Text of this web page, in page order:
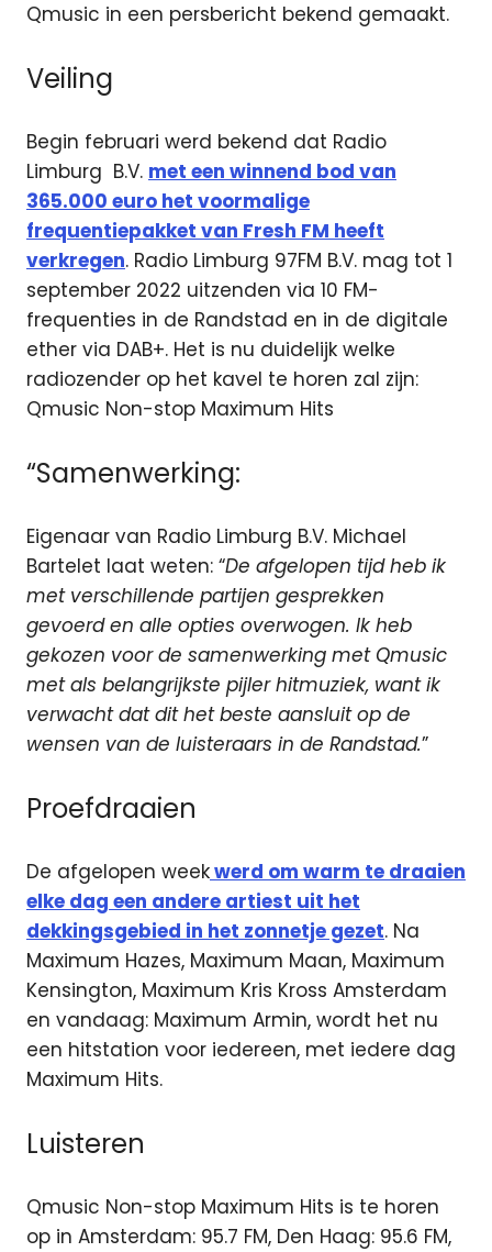
Qmusic in een persbericht bekend gemaakt.
Veiling
Begin februari werd bekend dat Radio
Limburg B.V. met een winnend bod van
365.000 euro het voormalige
frequentiepakket van Fresh FM heeft
verkregen. Radio Limburg 97FM B.V. mag tot 1
september 2022 uitzenden via 10 FM-
frequenties in de Randstad en in de digitale
ether via DAB+. Het is nu duidelijk welke
radiozender op het kavel te horen zal zijn:
Qmusic Non-stop Maximum Hits
“Samenwerking:
Eigenaar van Radio Limburg B.V. Michael
Bartelet laat weten: “De afgelopen tijd heb ik
met verschillende partijen gesprekken
gevoerd en alle opties overwogen. Ik heb
gekozen voor de samenwerking met Qmusic
met als belangrijkste pijler hitmuziek, want ik
verwacht dat dit het beste aansluit op de
wensen van de luisteraars in de Randstad.”
Proefdraaien
De afgelopen weekwerd om warm te draaien
elke dag een andere artiest uit het
dekkingsgebied in het zonnetje gezet. Na
Maximum Hazes, Maximum Maan, Maximum
Kensington, Maximum Kris Kross Amsterdam
en vandaag: Maximum Armin, wordt het nu
een hitstation voor iedereen, met iedere dag
Maximum Hits.
Luisteren
Qmusic Non-stop Maximum Hits is te horen
op in Amsterdam: 95.7 FM, Den Haag: 95.6 FM,